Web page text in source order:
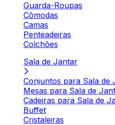
Guarda-Roupas
Cômodas
Camas
Penteadeiras
Colchões
Sala de Jantar
Conjuntos para Sala de
Mesas para Sala de
Cadeiras para Sala de
Buffet
Cristaleiras